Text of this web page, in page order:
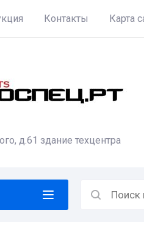
Контакты Карта
д.61 здание техцентра